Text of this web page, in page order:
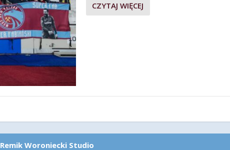
CZYTAJ WIĘCEJ
Remik Woroniecki Studio